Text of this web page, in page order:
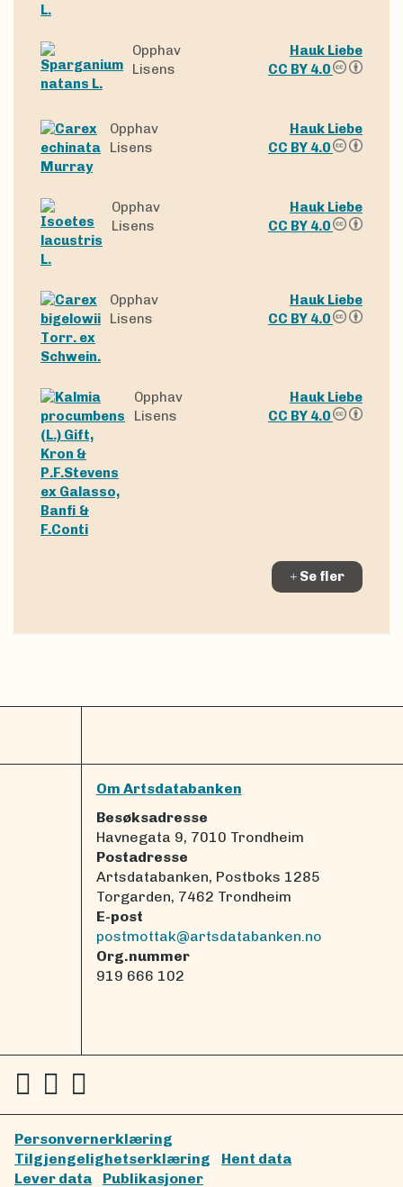
Opphav
Hauk Liebe
Lisens
CC BY 4.0
Opphav
Hauk Liebe
Lisens
CC BY 4.0
Opphav
Hauk Liebe
Lisens
CC BY 4.0
Opphav
Hauk Liebe
Lisens
CC BY 4.0
Opphav
Hauk Liebe
Lisens
CC BY 4.0
Se fler
Om Artsdatabanken
Besøksadresse
Havnegata 9, 7010 Trondheim
Postadresse
Artsdatabanken, Postboks 1285
Torgarden, 7462 Trondheim
E-post
postmottak@artsdatabanken.no
Org.nummer
919 666 102
Personvernerklæring
Tilgjengelighetserklæring
Hent data
Lever data
Publikasjoner